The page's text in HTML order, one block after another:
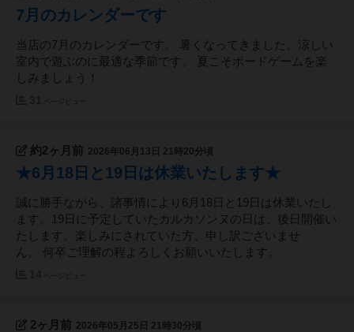
7月のカレンダーです
当店の7月のカレンダーです。 暑くなってきました。涼しい
室内で遊ぶのに最適な季節です。 夏こそボードゲームを楽
しみましょう！
約2ヶ月前 2026年06月13日 21時20分頃
★6月18日と19日は休業いたします★
誠に勝手ながら、諸事情により6月18日と19日は休業いたし
ます。19日に予定していたカルカソンヌの日は、後日開催い
たします。楽しみにされていた方、申し訳ございませ
ん。 何卒ご理解の程よろしくお願いいたします。
2ヶ月前 2026年05月25日 21時30分頃